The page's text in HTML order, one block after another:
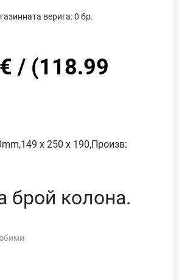
верига:0 бр.
€ / (118.99
x 250 x 190,Произв:
брой колона.